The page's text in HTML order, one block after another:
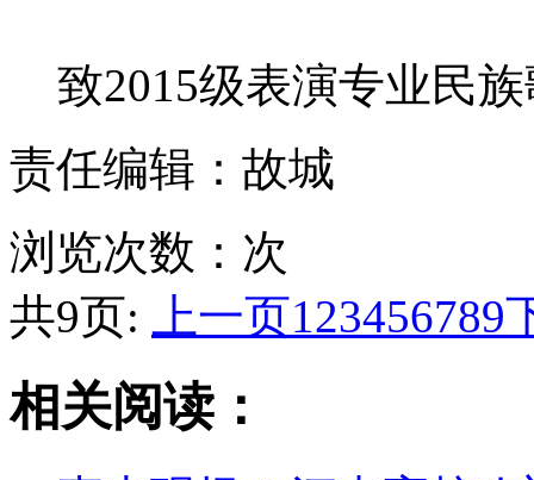
致2015级表演专业民族
责任编辑：故城
浏览次数： 次
共9页:
上一页123456789
相关阅读：